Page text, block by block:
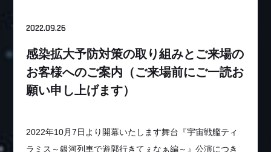
2022.09.26
感染拡大予防対策の取り組みとご来場の
お客様へのご案内（ご来場前にご一読お
願い申し上げます）
2022年10月7日より開幕いたします舞台『宇宙戦艦ティ
ラミス～銀河列車で遊郭行きてぇなぁ編～』公演につき